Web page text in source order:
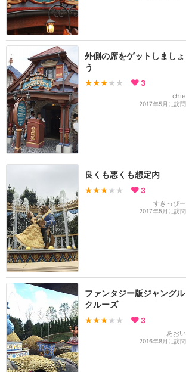
外側の席をゲットしましょ
う
★★★ ★★ 3
chie
2017年5月に訪問
良くも悪くも想定内
★★★ ★★ 3
すきっぴー
2017年5月に訪問
ファンタジー版ジャングル
クルーズ
★★★ ★★ 3
あおい
2016年8月に訪問